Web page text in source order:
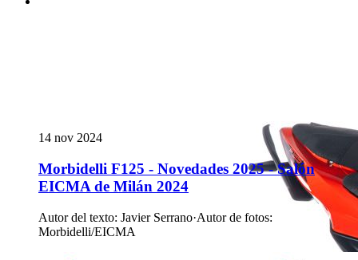
14 nov 2024
Morbidelli F125 - Novedades 2025 - Salón
EICMA de Milán 2024
Autor del texto: Javier Serrano·Autor de fotos:
Morbidelli/EICMA